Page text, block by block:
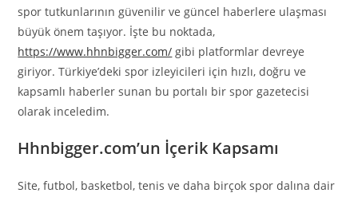
spor tutkunlarının güvenilir ve güncel haberlere ulaşması
büyük önem taşıyor. İşte bu noktada,
https://www.hhnbigger.com/ gibi platformlar devreye
giriyor. Türkiye’deki spor izleyicileri için hızlı, doğru ve
kapsamlı haberler sunan bu portalı bir spor gazetecisi
olarak inceledim.
Hhnbigger.com’un İçerik Kapsamı
Site, futbol, basketbol, tenis ve daha birçok spor dalına dair